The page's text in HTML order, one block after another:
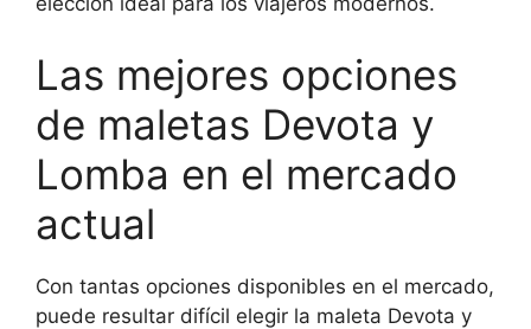
Las mejores opciones
de maletas Devota y
Lomba en el mercado
actual
Con tantas opciones disponibles en el mercado,
puede resultar difícil elegir la maleta Devota y